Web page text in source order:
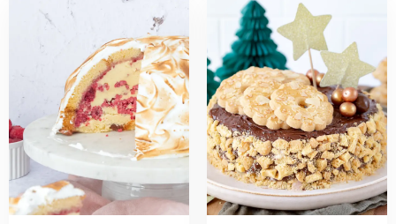
about
Alaska
met
frambozen
more
about
Dame
blanche
ijstaart
met
kerstkransjes